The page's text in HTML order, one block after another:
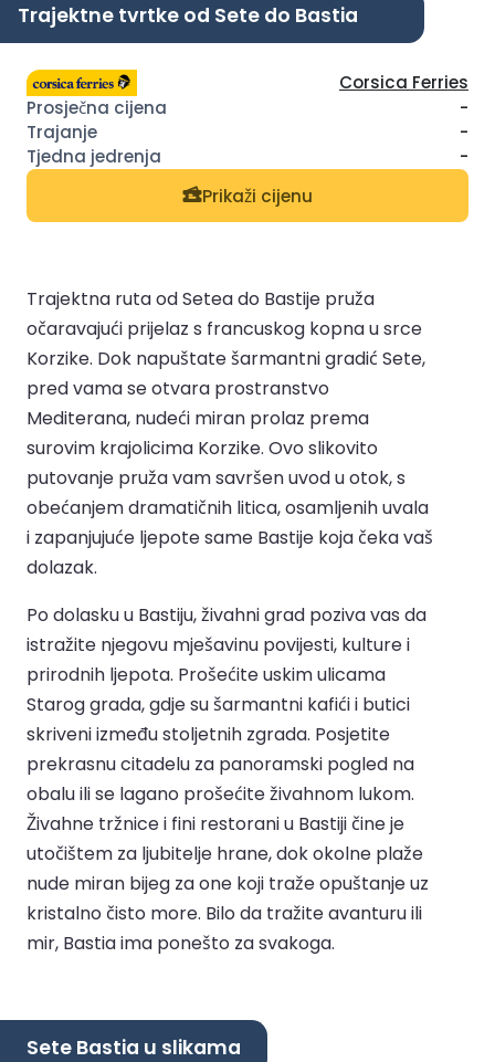
Trajektne tvrtke od Sete do Bastia
Corsica Ferries
-
-
-
Prikaži cijenu
Trajektna ruta od Setea do Bastije pruža
očaravajući prijelaz s francuskog kopna u srce
Korzike. Dok napuštate šarmantni gradić Sete,
pred vama se otvara prostranstvo
Mediterana, nudeći miran prolaz prema
surovim krajolicima Korzike. Ovo slikovito
putovanje pruža vam savršen uvod u otok, s
obećanjem dramatičnih litica, osamljenih uvala
i zapanjujuće ljepote same Bastije koja čeka vaš
dolazak.
Po dolasku u Bastiju, živahni grad poziva vas da
istražite njegovu mješavinu povijesti, kulture i
prirodnih ljepota. Prošećite uskim ulicama
Starog grada, gdje su šarmantni kafići i butici
skriveni između stoljetnih zgrada. Posjetite
prekrasnu citadelu za panoramski pogled na
obalu ili se lagano prošećite živahnom lukom.
Živahne tržnice i fini restorani u Bastiji čine je
utočištem za ljubitelje hrane, dok okolne plaže
nude miran bijeg za one koji traže opuštanje uz
kristalno čisto more. Bilo da tražite avanturu ili
mir, Bastia ima ponešto za svakoga.
Sete Bastia u slikama